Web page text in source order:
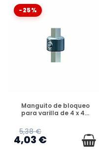
-25%
DISPONIBLE
Manguito de bloqueo
para varilla de 4 x 4...
5,38 €
4,03 €